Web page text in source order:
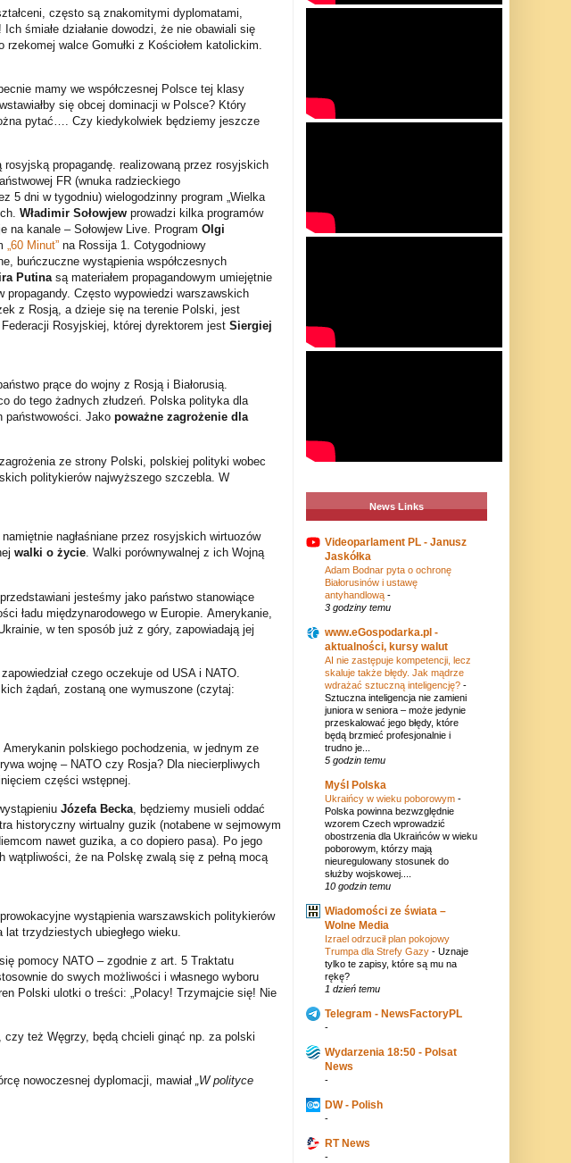
często są znakomitymi dyplomatami,
śmiałe działanie dowodzi, że nie obawiali się
walce Gomułki z Kościołem katolickim.
mamy we współczesnej Polsce tej klasy
się obcej dominacji w Polsce? Który
pytać…. Czy kiedykolwiek będziemy jeszcze
propagandę. realizowaną przez rosyjskich
FR (wnuka radzieckiego
5 dni w tygodniu) wielogodzinny program „Wielka
Władimir Sołowjewprowadzi kilka programów
na kanale – Sołowjew Live. Program Olgi
„60 Minut”na Rossija 1. Cotygodniowy
buńczuczne wystąpienia współczesnych
Putinasą materiałem propagandowym umiejętnie
Często wypowiedzi warszawskich
z Rosją, a dzieje się na terenie Polski, jest
Rosyjskiej, której dyrektorem jest Siergiej
prące do wojny z Rosją i Białorusią.
do tego żadnych złudzeń. Polska polityka dla
państwowości. Jako poważne zagrożenie dla
ze strony Polski, polskiej polityki wobec
politykierów najwyższego szczebla. W
nagłaśniane przez rosyjskich wirtuozów
walki o życie. Walki porównywalnej z ich Wojną
jesteśmy jako państwo stanowiące
ładu międzynarodowego w Europie. Amerykanie,
w ten sposób już z góry, zapowiadają jej
czego oczekuje od USA i NATO.
żądań, zostaną one wymuszone (czytaj:
Amerykanin polskiego pochodzenia, w jednym ze
wojnę – NATO czy Rosja? Dla niecierpliwych
części wstępnej.
Józefa Becka, będziemy musieli oddać
historyczny wirtualny guzik (notabene w sejmowym
nawet guzika, a co dopiero pasa). Po jego
że na Polskę zwalą się z pełną mocą
wystąpienia warszawskich politykierów
trzydziestych ubiegłego wieku.
pomocy NATO – zgodnie z art. 5 Traktatu
do swych możliwości i własnego wyboru
Polski ulotki o treści: „Polacy! Trzymajcie się! Nie
też Węgrzy, będą chcieli ginąć np. za polski
nowoczesnej dyplomacji, mawiał „W polityce
News Links
Videoparlament PL - Janusz
Jaskółka
Adam Bodnar pyta o ochronę
Białorusinów i ustawę
antyhandlową -
3 godziny temu
www.eGospodarka.pl -
aktualności, kursy walut
AI nie zastępuje kompetencji, lecz
skaluje także błędy. Jak mądrze
wdrażać sztuczną inteligencję? -
Sztuczna inteligencja nie zamieni
juniora w seniora – może jedynie
przeskalować jego błędy, które
będą brzmieć profesjonalnie i
trudno je...
5 godzin temu
Myśl Polska
Ukraińcy w wieku poborowym -
Polska powinna bezwzględnie
wzorem Czech wprowadzić
obostrzenia dla Ukraińców w wieku
poborowym, którzy mają
nieuregulowany stosunek do
służby wojskowej....
10 godzin temu
Wiadomości ze świata –
Wolne Media
Izrael odrzucił plan pokojowy
Trumpa dla Strefy Gazy - Uznaje
tylko te zapisy, które są mu na
rękę?
1 dzień temu
Telegram - NewsFactoryPL
-
Wydarzenia 18:50 - Polsat
News
-
DW - Polish
-
RT News
-